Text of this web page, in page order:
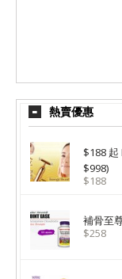
熱賣優惠
$188
$998)
$188
補骨至
$258